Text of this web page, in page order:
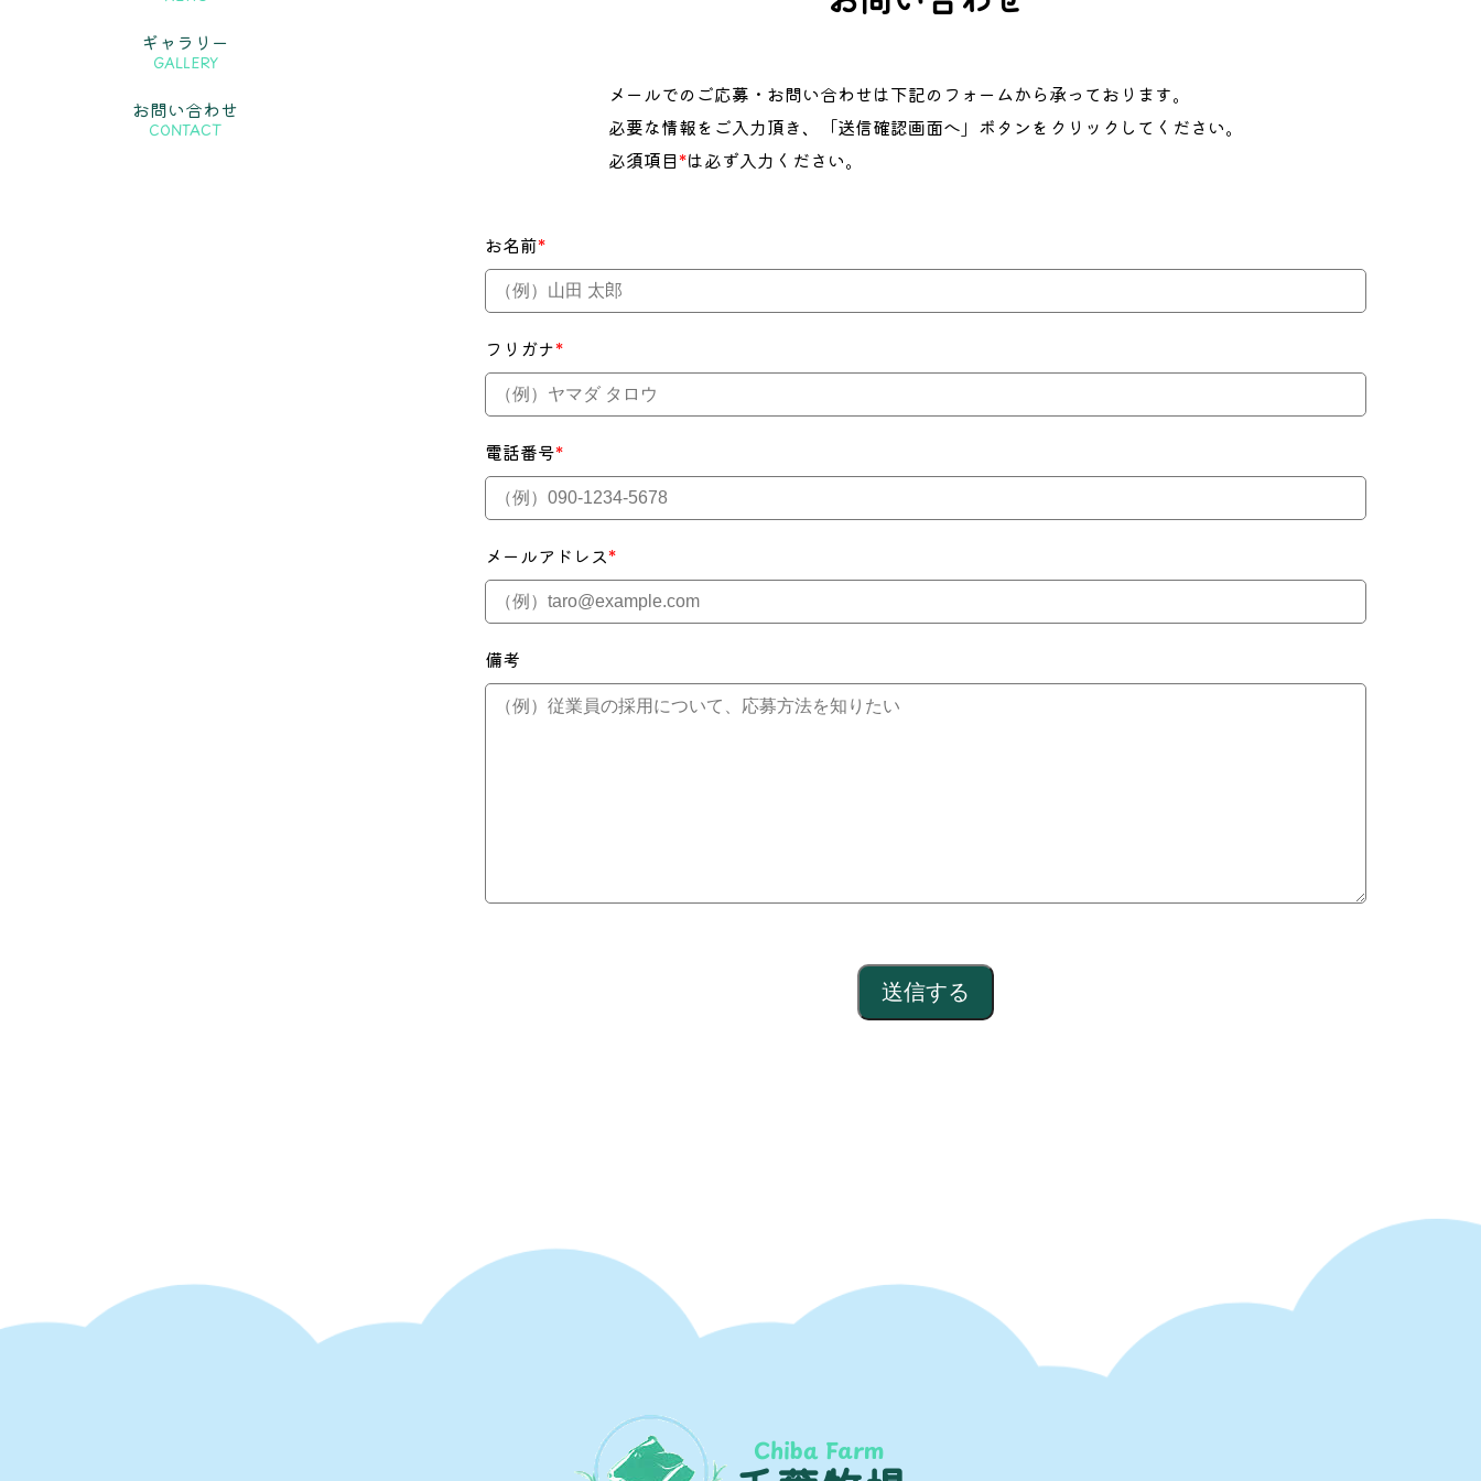
ギャラリー
GALLERY
お問い合わせ
CONTACT
メールでのご応募・お問い合わせは下記のフォームから承っております。
必要な情報をご入力頂き、「送信確認画面へ」ボタンをクリックしてください。
必須項目*は必ず入力ください。
お名前*
フリガナ*
電話番号*
メールアドレス*
備考
Chiba Farm